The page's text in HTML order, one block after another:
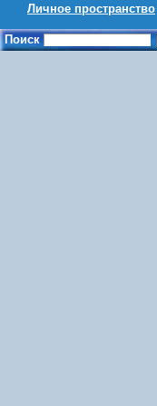
Личное пространство
Поиск